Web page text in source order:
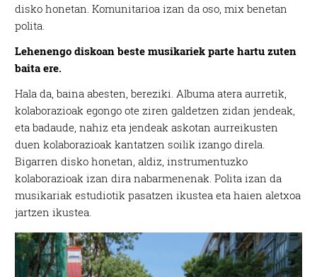
disko honetan. Komunitarioa izan da oso, mix benetan
polita.
Lehenengo diskoan beste musikariek parte hartu zuten
baita ere.
Hala da, baina abesten, bereziki. Albuma atera aurretik,
kolaborazioak egongo ote ziren galdetzen zidan jendeak,
eta badaude, nahiz eta jendeak askotan aurreikusten
duen kolaborazioak kantatzen soilik izango direla.
Bigarren disko honetan, aldiz, instrumentuzko
kolaborazioak izan dira nabarmenenak. Polita izan da
musikariak estudiotik pasatzen ikustea eta haien aletxoa
jartzen ikustea.